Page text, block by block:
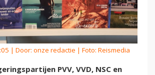
| Door: onze redactie | Foto: Reismedia
PVV, VVD, NSC en